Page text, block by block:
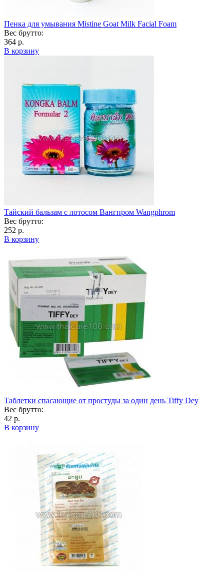
Пенка для умывания Mistine Goat Milk Facial Foam
Вес брутто:
364 р.
В корзину
Тайский бальзам с лотосом Вангпром Wangphrom
Вес брутто:
252 р.
В корзину
Таблетки спасающие от простуды за один день Tiffy Dey
Вес брутто:
42 р.
В корзину